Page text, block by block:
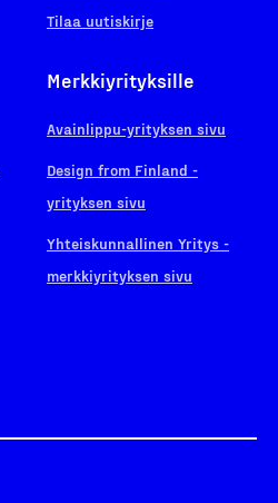
Tilaa uutiskirje
Merkkiyrityksille
Avainlippu-yrityksen sivu
Design from Finland -
yrityksen sivu
Yhteiskunnallinen Yritys -
merkkiyrityksen sivu